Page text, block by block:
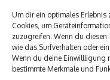
Um dir ein optimales Erlebnis
Cookies, um
zuzugreifen. Wenn du
wie das Surfverhalten oder
Wenn du deine Einwillligung
bestimmte Merkmale und